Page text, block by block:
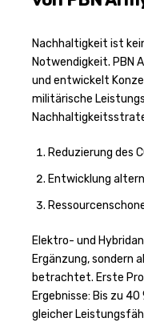
Nachhaltigkeit ist
Notwendigkeit. PBN
und entwickelt
militärische
Reduzierung des
Entwicklung
Elektro- und
Ergänzung, sondern
betrachtet. Erste
Ergebnisse: Bis zu
gleicher